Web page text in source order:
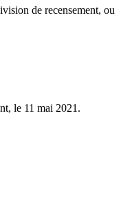
de recensement, ou
le 11 mai 2021.